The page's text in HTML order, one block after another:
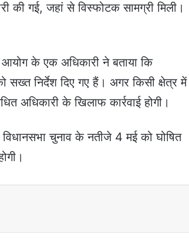
की गई, जहां से विस्फोटक सामग्री मिली।
के एक अधिकारी ने बताया कि
निर्देश दिए गए हैं। अगर किसी क्षेत्र में
अधिकारी के खिलाफ कार्रवाई होगी।
विधानसभा चुनाव के नतीजे 4 मई को घोषित